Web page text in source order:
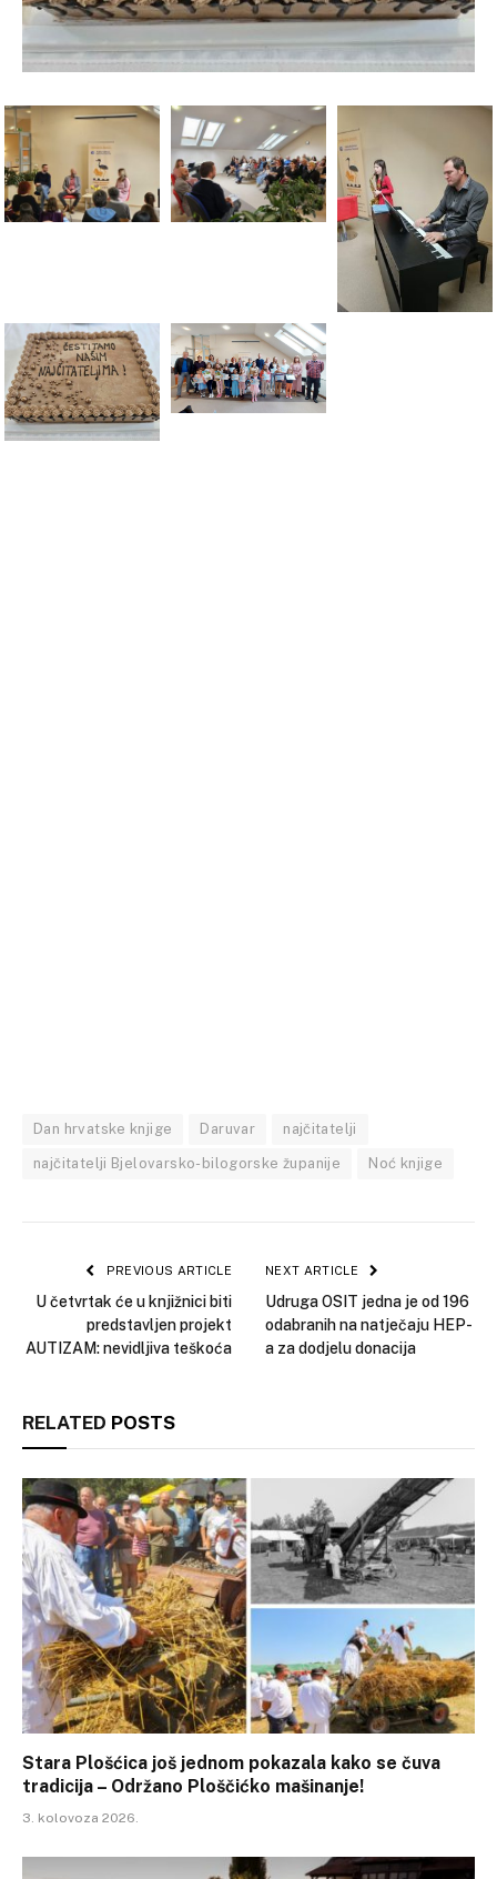
Dan hrvatske knjige Daruvar najčitatelji
najčitatelji Bjelovarsko-bilogorske županije Noć knjige
PREVIOUS ARTICLE
U četvrtak će u knjižnici biti
predstavljen projekt
AUTIZAM: nevidljiva teškoća
NEXT ARTICLE
Udruga OSIT jedna je od 196
odabranih na natječaju HEP-
a za dodjelu donacija
RELATED POSTS
Stara Plošćica još jednom pokazala kako se čuva
tradicija – Održano Ploščićko mašinanje!
3. kolovoza 2026.